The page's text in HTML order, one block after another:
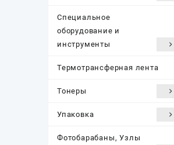
Специальное
оборудование и
инструменты
Термотрансферная лента
Тонеры
Упаковка
Фотобарабаны, Узлы